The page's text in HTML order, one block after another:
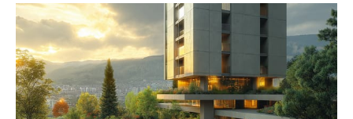
weiterhin mit voller Kraft für ein lebendiges Olten
einsetzen.